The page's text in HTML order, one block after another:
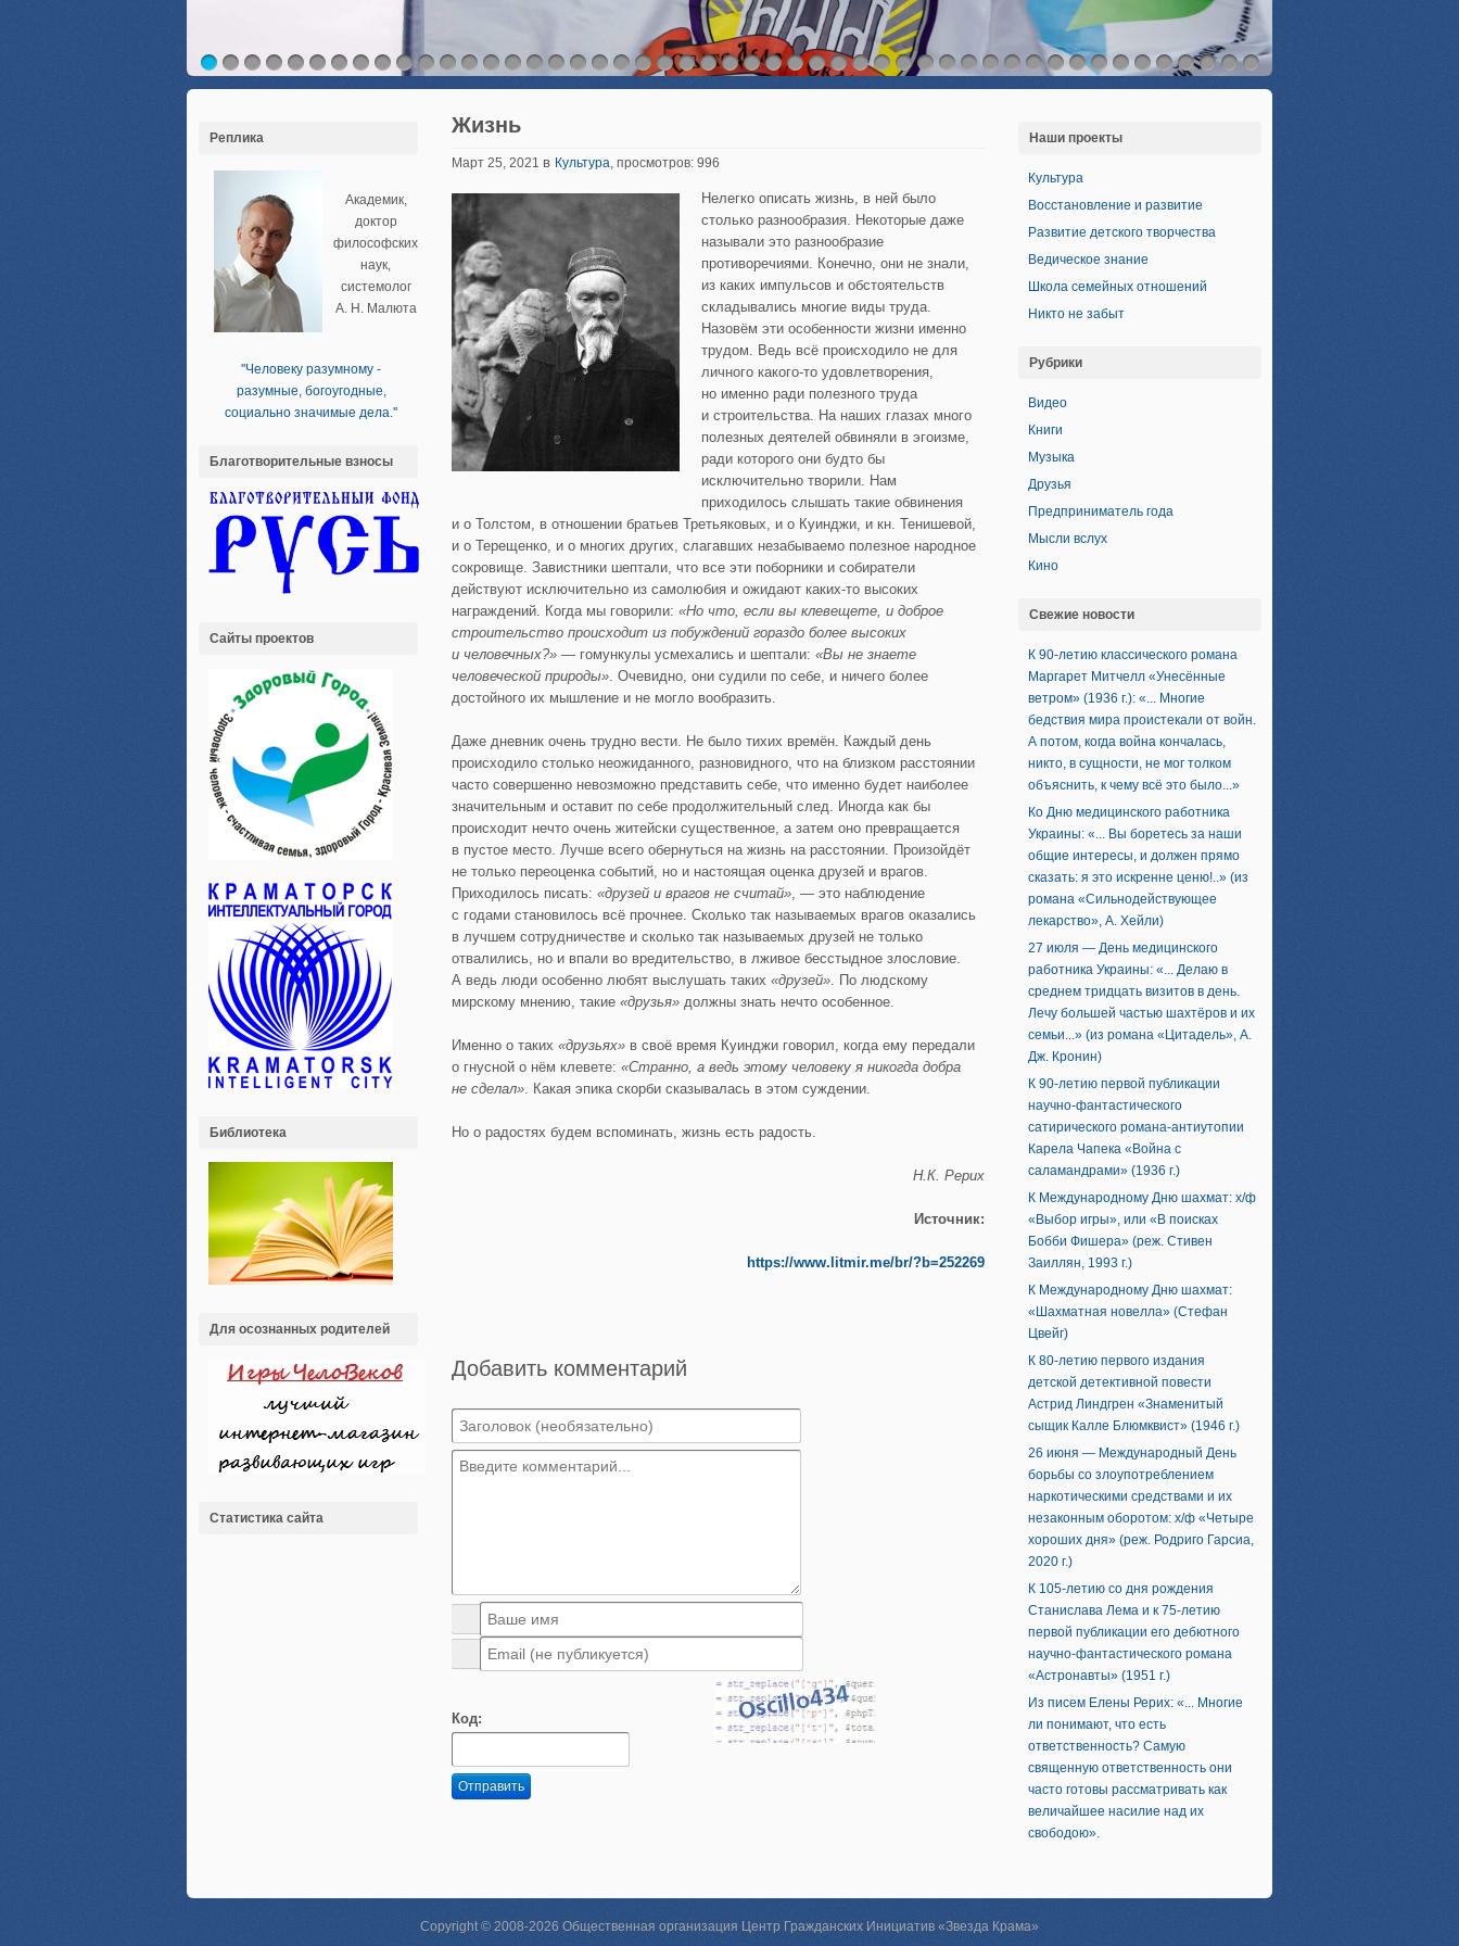
Реплика
Академик,
доктор
философских
наук,
системолог
А. Н. Малюта
''Человеку разумному -
разумные, богоугодные,
социально значимые дела.''
Благотворительные взносы
Сайты проектов
Библиотека
Для осознанных родителей
Статистика сайта
Жизнь
Март 25, 2021 в Культура, просмотров: 996
Нелегко описать жизнь, в ней было
столько разнообразия. Некоторые даже
называли это разнообразие
противоречиями. Конечно, они не знали,
из каких импульсов и обстоятельств
складывались многие виды труда.
Назовём эти особенности жизни именно
трудом. Ведь всё происходило не для
личного какого-то удовлетворения,
но именно ради полезного труда
и строительства. На наших глазах много
полезных деятелей обвиняли в эгоизме,
ради которого они будто бы
исключительно творили. Нам
приходилось слышать такие обвинения
и о Толстом, в отношении братьев Третьяковых, и о Куинджи, и кн. Тенишевой,
и о Терещенко, и о многих других, слагавших незабываемо полезное народное
сокровище. Завистники шептали, что все эти поборники и собиратели
действуют исключительно из самолюбия и ожидают каких-то высоких
награждений. Когда мы говорили: «Но что, если вы клевещете, и доброе
строительство происходит из побуждений гораздо более высоких
и человечных?» — гомункулы усмехались и шептали: «Вы не знаете
человеческой природы». Очевидно, они судили по себе, и ничего более
достойного их мышление и не могло вообразить.
Даже дневник очень трудно вести. Не было тихих времён. Каждый день
происходило столько неожиданного, разновидного, что на близком расстоянии
часто совершенно невозможно представить себе, что именно будет наиболее
значительным и оставит по себе продолжительный след. Иногда как бы
происходит нечто очень житейски существенное, а затем оно превращается
в пустое место. Лучше всего обернуться на жизнь на расстоянии. Произойдёт
не только переоценка событий, но и настоящая оценка друзей и врагов.
Приходилось писать: «друзей и врагов не считай», — это наблюдение
с годами становилось всё прочнее. Сколько так называемых врагов оказались
в лучшем сотрудничестве и сколько так называемых друзей не только
отвалились, но и впали во вредительство, в лживое бесстыдное злословие.
А ведь люди особенно любят выслушать таких «друзей». По людскому
мирскому мнению, такие «друзья» должны знать нечто особенное.
Именно о таких «друзьях» в своё время Куинджи говорил, когда ему передали
о гнусной о нём клевете: «Странно, а ведь этому человеку я никогда добра
не сделал». Какая эпика скорби сказывалась в этом суждении.
Но о радостях будем вспоминать, жизнь есть радость.
Н.К. Рерих
Источник:
https://www.litmir.me/br/?b=252269
Добавить комментарий
Код:
Отправить
Наши проекты
Культура
Восстановление и развитие
Развитие детского творчества
Ведическое знание
Школа семейных отношений
Никто не забыт
Рубрики
Видео
Книги
Музыка
Друзья
Предприниматель года
Мысли вслух
Кино
Свежие новости
К 90-летию классического романа
Маргарет Митчелл «Унесённые
ветром» (1936 г.): «... Многие
бедствия мира проистекали от войн.
А потом, когда война кончалась,
никто, в сущности, не мог толком
объяснить, к чему всё это было...»
Ко Дню медицинского работника
Украины: «... Вы боретесь за наши
общие интересы, и должен прямо
сказать: я это искренне ценю!..» (из
романа «Сильнодействующее
лекарство», А. Хейли)
27 июля — День медицинского
работника Украины: «... Делаю в
среднем тридцать визитов в день.
Лечу большей частью шахтёров и их
семьи...» (из романа «Цитадель», А.
Дж. Кронин)
К 90-летию первой публикации
научно-фантастического
сатирического романа-антиутопии
Карела Чапека «Война с
саламандрами» (1936 г.)
К Международному Дню шахмат: х/ф
«Выбор игры», или «В поисках
Бобби Фишера» (реж. Стивен
Заиллян, 1993 г.)
К Международному Дню шахмат:
«Шахматная новелла» (Стефан
Цвейг)
К 80-летию первого издания
детской детективной повести
Астрид Линдгрен «Знаменитый
сыщик Калле Блюмквист» (1946 г.)
26 июня — Международный День
борьбы со злоупотреблением
наркотическими средствами и их
незаконным оборотом: х/ф «Четыре
хороших дня» (реж. Родриго Гарсиа,
2020 г.)
К 105-летию со дня рождения
Станислава Лема и к 75-летию
первой публикации его дебютного
научно-фантастического романа
«Астронавты» (1951 г.)
Из писем Елены Рерих: «... Многие
ли понимают, что есть
ответственность? Самую
священную ответственность они
часто готовы рассматривать как
величайшее насилие над их
свободою».
Copyright © 2008-2026 Общественная организация Центр Гражданских Инициатив «Звезда Крама»